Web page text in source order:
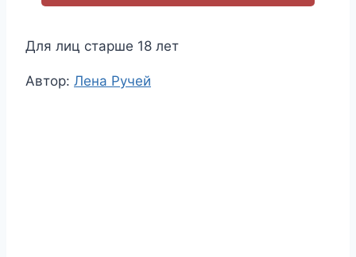
Для лиц старше 18 лет
Метки
Автор: Лена Ручей